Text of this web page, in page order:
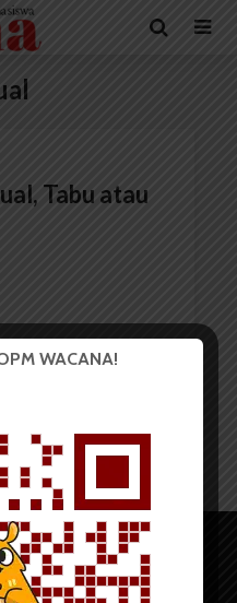
Tabu atau
WACANA!